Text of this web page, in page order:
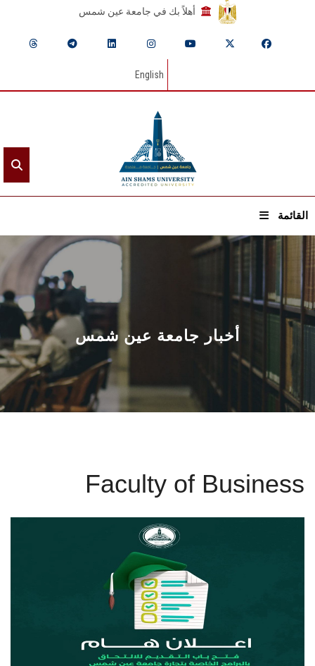
أهلاً بك في جامعة عين شمس
English
القائمة
الرئيسيـة
عن الجامعة
القطاعـات
الشئون الأكاديمية
البحث العلمي
أخبار جامعة عين شمس
Faculty of Business